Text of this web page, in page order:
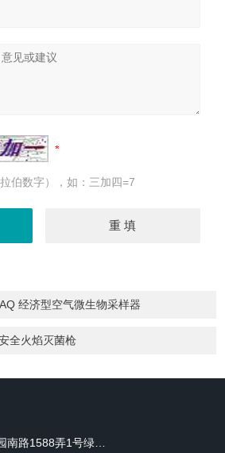
伯数字），如：三加四=7
经济型空气微生物采样器
全火焰灭菌枪